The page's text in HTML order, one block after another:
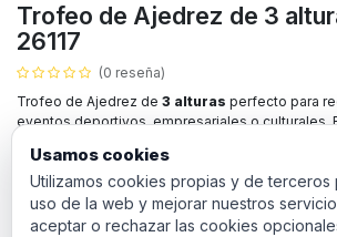
Trofeo de Ajedrez de 3
26117
(0 reseña)
Trofeo de Ajedrez de 3 alturas perfecto para
eventos deportivos, empresariales o culturales.
premio ideal para destacar su evento.
6,14€ IVA incluido
Usamos cookies
Utilizamos cookies propias y de terceros
uso de la web y mejorar nuestros
aceptar o rechazar las cookies